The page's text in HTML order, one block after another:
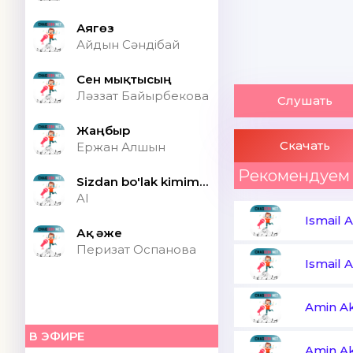
Аягөз
Айдын Сәндібай
Сен мықтысың
Ләззат Байырбекова
Жаңбыр
Ержан Алшын
Sizdan bo'lak kimim bor ONA (Speed up)
AI
Ақ әже
Перизат Оспанова
В ЭФИРЕ
Слушать
Скачать
Рекомендуем
Ismail
Ismail
Amin